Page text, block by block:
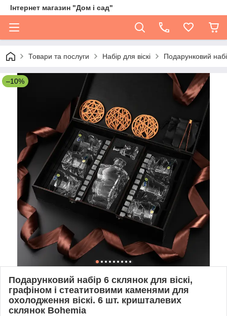
Інтернет магазин "Дом і сад"
Товари та послуги Набір для віскі Подарунковий
–10%
Подарунковий набір 6 склянок для віскі,
графіном і стеатитовими каменями для
охолодження віскі. 6 шт. кришталевих
склянок Bohemia